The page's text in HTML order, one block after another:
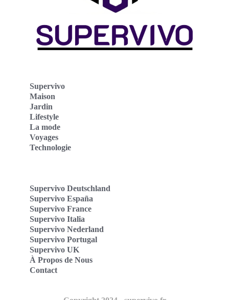
Supervivo
Maison
Jardin
Lifestyle
La mode
Voyages
Technologie
Supervivo Deutschland
Supervivo España
Supervivo France
Supervivo Italia
Supervivo Nederland
Supervivo Portugal
Supervivo UK
À Propos de Nous
Contact